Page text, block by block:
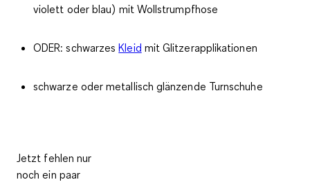
violett oder blau) mit Wollstrumpfhose
ODER: schwarzesKleid mit Glitzerapplikationen
schwarze oder metallisch glänzende Turnschuhe
Jetzt fehlen nur
noch ein paar